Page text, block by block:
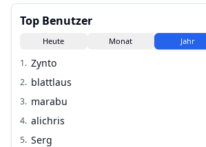
Top Benutzer
Heute Monat Jahr
1. Zynto
2. blattlaus
3. marabu
4. alichris
5. Serg